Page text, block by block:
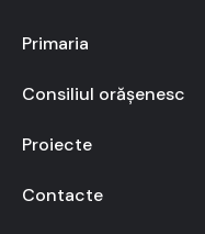
Primaria
Consiliul orășenesc
Proiecte
Contacte